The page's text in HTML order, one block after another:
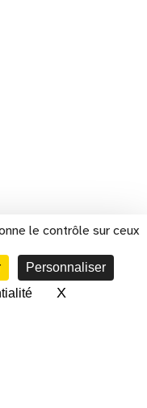
le contrôle sur ceux
Personnaliser
XMasquer le